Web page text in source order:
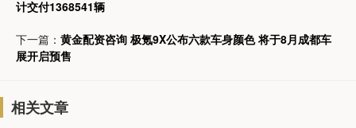
计交付1368541辆
下一篇： 黄金配资咨询 极氪9X公布六款车身颜色 将于8月成都车
展开启预售
相关文章